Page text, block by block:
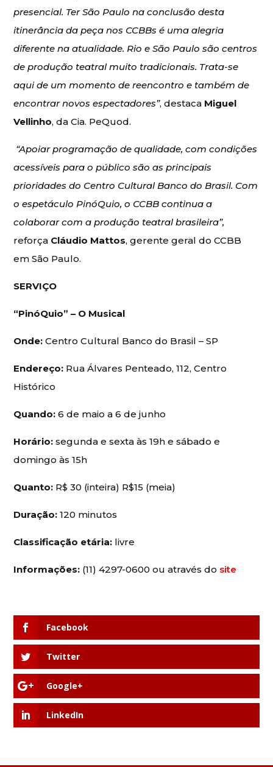
presencial. Ter São Paulo na conclusão desta
itinerância da peça nos CCBBs é uma alegria
diferente na atualidade. Rio e São Paulo são centros
de produção teatral muito tradicionais. Trata-se
aqui de um momento de reencontro e também de
encontrar novos espectadores”, destaca Miguel
Vellinho, da Cia. PeQuod.
“Apoiar programação de qualidade, com condições
acessíveis para o público são as principais
prioridades do Centro Cultural Banco do Brasil. Com
o espetáculo PinóQuio, o CCBB continua a
colaborar com a produção teatral brasileira”,
reforça Cláudio Mattos, gerente geral do CCBB
em São Paulo.
SERVIÇO
“PinóQuio” – O Musical
Onde: Centro Cultural Banco do Brasil – SP
Endereço: Rua Álvares Penteado, 112, Centro
Histórico
Quando: 6 de maio a 6 de junho
Horário: segunda e sexta às 19h e sábado e
domingo às 15h
Quanto: R$ 30 (inteira) R$15 (meia)
Duração: 120 minutos
Classificação etária: livre
Informações: (11) 4297-0600 ou através do site
Facebook
Twitter
Google+
LinkedIn